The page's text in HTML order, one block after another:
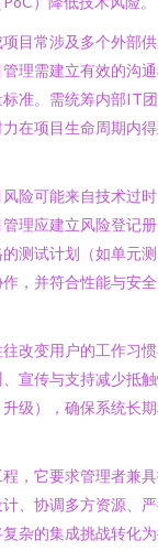
目常涉及多个外部
理需建立有效的沟
准。需统筹内部IT团
在项目生命周期内
险可能来自技术过
理应建立风险登记
测试计划（如单元测
，并符合性能与安
改变用户的工作习
宣传与支持减少抵
级），确保系统长
，它要求管理者兼
、协调多方资源、
杂的集成挑战转化